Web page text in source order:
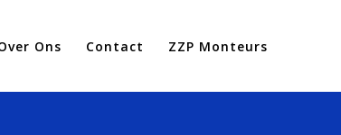
Ons Contact ZZP Monteurs